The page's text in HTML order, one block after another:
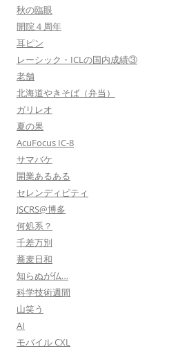
秋の臨眼
開院４周年
耳ピン
レーシック・ICLの国内成績③
老舗
北海道やきそば（弁当）
ガリレオ
夏の果
AcuFocus IC-8
サマバケ
開業あるある
セレンディピティ
JSCRS@博多
何処系？
千差万別
蕎麦日和
知らぬが仏…
科学技術週間
山笑う
AI
モバイル CXL